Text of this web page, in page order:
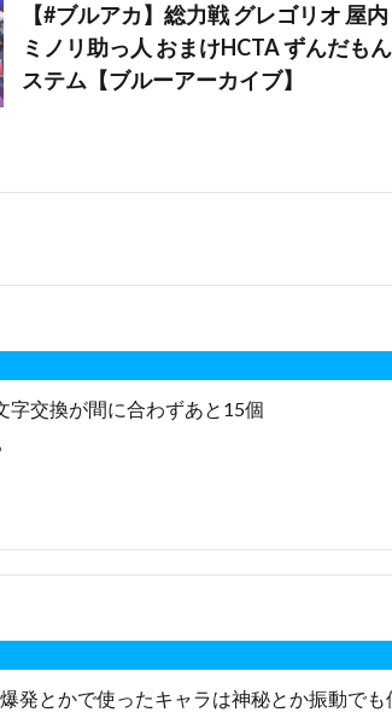
【#ブルアカ】総力戦 グレゴリオ 屋
ミノリ助っ人 おまけHCTA ずんだも
ステム【ブルーアーカイブ】
字交換が間に合わずあと15個
発とかで使ったキャラは神秘とか振動でも